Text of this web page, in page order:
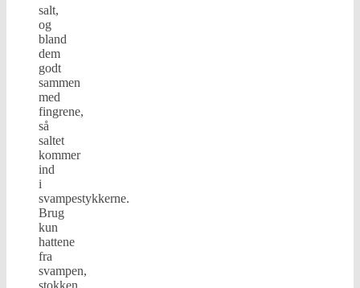
salt,
og
bland
dem
godt
sammen
med
fingrene,
så
saltet
kommer
ind
i
svampestykkerne.
Brug
kun
hattene
fra
svampen,
stokken